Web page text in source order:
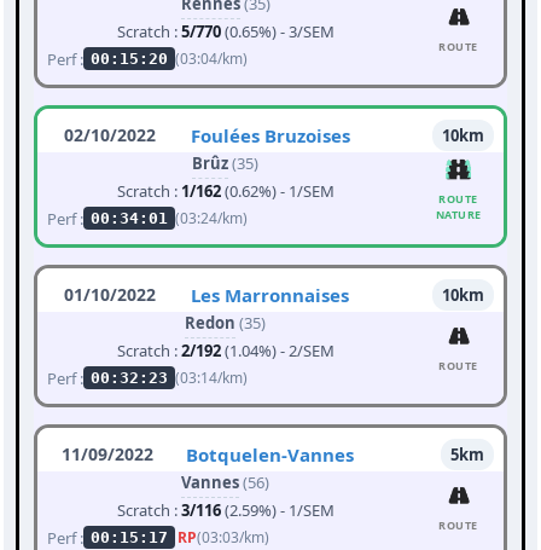
Scratch :5/770(0.65%) - 3/SEM
Perf : 00:15:20 (03:04/km)
ROUTE
02/10/2022 Foulées Bruzoises
10km
Brûz(35)
Scratch : 1/162(0.62%) - 1/SEM
Perf : 00:34:01 (03:24/km)
ROUTE
NATURE
01/10/2022 Les Marronnaises
10km
Redon (35)
Scratch :2/192(1.04%) - 2/SEM
Perf : 00:32:23 (03:14/km)
ROUTE
11/09/2022 Botquelen-Vannes
5km
Vannes(56)
Scratch :3/116(2.59%) - 1/SEM
Perf : 00:15:17 RP(03:03/km)
ROUTE